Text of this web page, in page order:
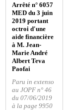
Arrêté n° 6057
MED du 3 juin
2019 portant
octroi d'une
aide financière
à M. Jean-
Marie André
Albert Teva
Paofai
Paru in extenso
au JOPF n° 46
du 07/06/2019
à la page 9950